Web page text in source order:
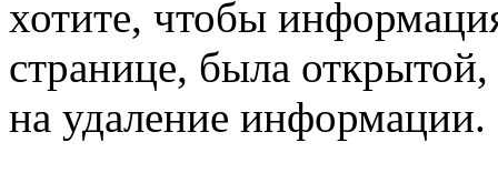
хотите, чтобы
странице, была открытой,
на удаление информации.